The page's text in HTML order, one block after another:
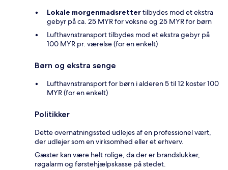
Lokale morgenmadsrettertilbydes mod et ekstra
gebyr på ca. 25 MYR for voksne og 25 MYR for børn
Lufthavnstransport tilbydes mod et ekstra gebyr på
100 MYR pr. værelse (for en enkelt)
Børn og ekstra senge
Lufthavnstransport for børn i alderen 5 til 12 koster 100
MYR (for en enkelt)
Politikker
Dette overnatningssted udlejes af en professionel vært,
der udlejer som en virksomhed eller et erhverv.
Gæster kan være helt rolige, da der er brandslukker,
røgalarm og førstehjælpskasse på stedet.